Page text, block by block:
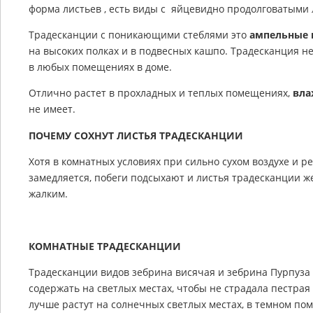
форма листьев , есть виды с яйцевидно
Традесканции с поникающими стеблями это ампельные
на высоких полках и в подвесных кашпо. Традесканция
в любых помещениях в доме.
Отлично растет в прохладных и теплых помещениях,
не имеет.
ПОЧЕМУ СОХНУТ ЛИСТЬЯ ТРАДЕСКАНЦИИ
Хотя в комнатных условиях при сильно сухом воздухе и
замедляется, побеги подсыхают и листья традесканции
жалким.
КОМНАТНЫЕ ТРАДЕСКАНЦИИ
Традесканции видов зебрина висячая и зебрина
содержать на светлых местах, чтобы не страдала
лучше растут на солнечных светлых местах, в темном